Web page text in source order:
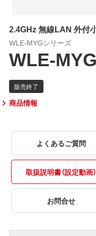
2.4GHz 無線LAN 外付
WLE-MYGシリーズ
WLE-MYG
商品情報
よくあるご質問
取扱説明書（設定動画）
お問合せ